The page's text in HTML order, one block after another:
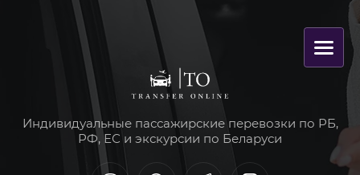
Индивидуальные пассажирские перевозки по РБ,
РФ, ЕС и экскурсии по Беларуси